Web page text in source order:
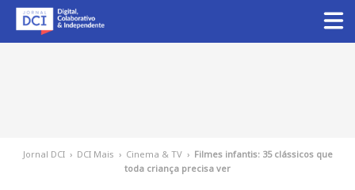
Jornal DCI › DCI Mais › Cinema & TV › Filmes infantis: 35 clássicos que
toda criança precisa ver